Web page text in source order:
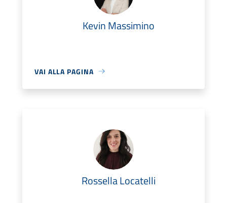
Kevin Massimino
VAI ALLA PAGINA
Rossella Locatelli